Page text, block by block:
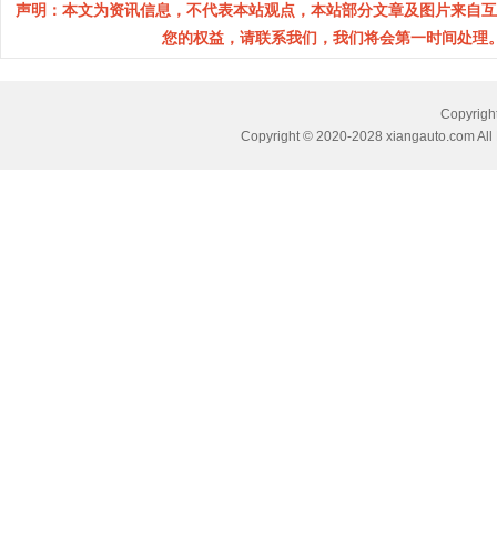
声明：本文为资讯信息，不代表本站观点，本站部分文章及图片来自
您的权益，请联系我们，我们将会第一时间处
Copyright © 2020-2028 xiangauto.com